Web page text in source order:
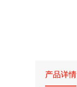
产品详情